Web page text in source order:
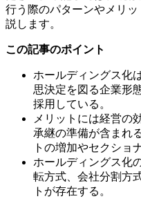
行う際のパターンやメリ
説します。
この記事のポイント
ホールディングス化
思決定を図る企業形
採用している。
メリットには経営の
承継の準備が含まれ
トの増加やセクショ
ホールディングス化
転方式、会社分割方
トが存在する。